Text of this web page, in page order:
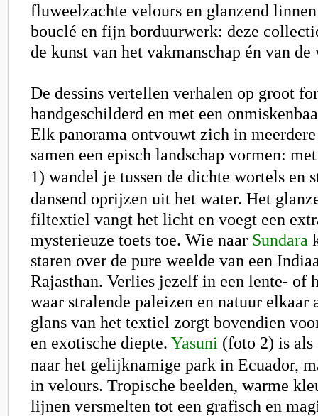
fluweelzachte velours en glanzend
bouclé en fijn borduurwerk: deze
de kunst van het vakmanschap én van
De dessins vertellen verhalen op groot
handgeschilderd en met een
Elk panorama ontvouwt zich in
samen een episch landschap vormen:
1) wandel je tussen de dichte wortels en
dansend oprijzen uit het water. Het
filtextiel vangt het licht en voegt een
mysterieuze toets toe. Wie naar Sundara
staren over de pure weelde van een
Rajasthan. Verlies jezelf in een lente- of
waar stralende paleizen en natuur elkaar
glans van het textiel zorgt bovendien
en exotische diepte. Yasuni (foto 2) is als
naar het gelijknamige park in Ecuador,
in velours. Tropische beelden, warme
lijnen versmelten tot een grafisch en